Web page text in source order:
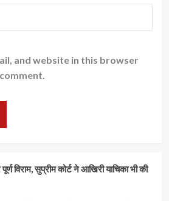
and website in this browser
विराम, सुप्रीम कोर्ट ने आखिरी याचिका भी की